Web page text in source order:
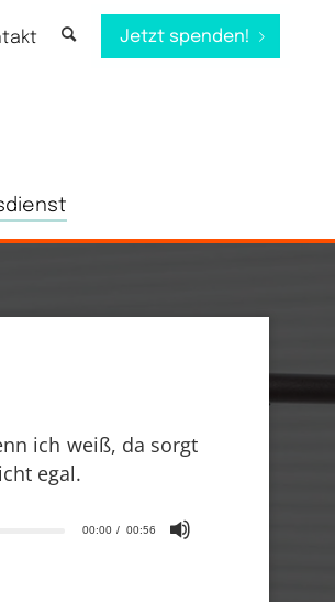
Jetzt spenden!
00:00 00:56
ich weiß, da sorgt
egal.